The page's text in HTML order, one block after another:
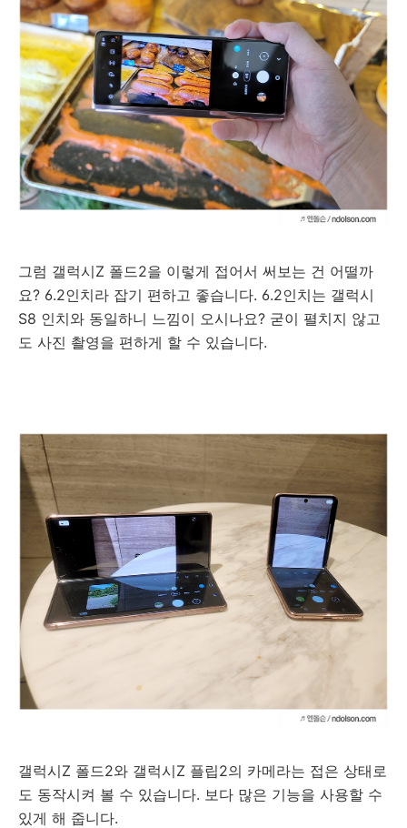
그럼 갤럭시Z 폴드2을 이렇게 접어서 써보는 건 어떨까
요? 6.2인치라 잡기 편하고 좋습니다. 6.2인치는 갤럭시
S8 인치와 동일하니 느낌이 오시나요? 굳이 펼치지 않고
도 사진 촬영을 편하게 할 수 있습니다.
갤럭시Z 폴드2와 갤럭시Z 플립2의 카메라는 접은 상태로
도 동작시켜 볼 수 있습니다. 보다 많은 기능을 사용할 수
있게 해 줍니다.